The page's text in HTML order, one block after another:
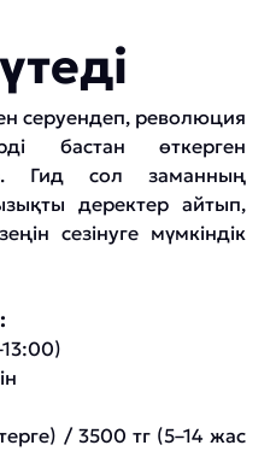
серуендеп, революция
бастан өткерген
Гид сол заманның
деректер айтып,
сезінуге мүмкіндік
/ 3500 тг (5–14 жас